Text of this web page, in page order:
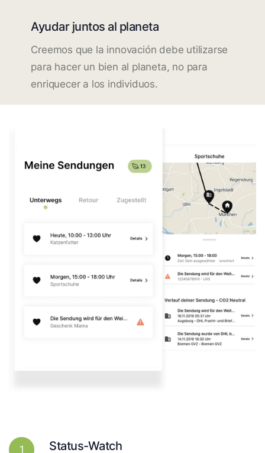
Ayudar juntos al planeta
Creemos que la innovación debe utilizarse
para hacer un bien al planeta, no para
enriquecer a los individuos.
1 Status-Watch